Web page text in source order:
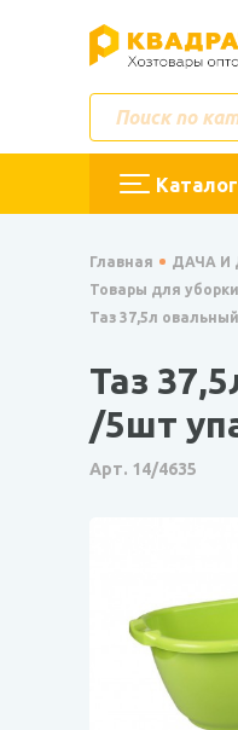
Главная ДАЧА И
Товары для уборки
Таз 37,5л
Таз
/5шт
Арт. 14/4635